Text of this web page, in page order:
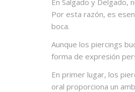
Por esta razón, es
boca.
Aunque los piercings
forma de expresión
En primer lugar, los
oral proporciona un